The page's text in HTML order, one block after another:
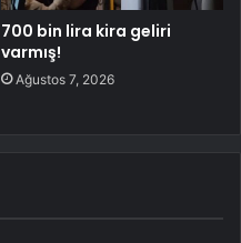
700 bin lira kira geliri
varmış!
Ağustos 7, 2026